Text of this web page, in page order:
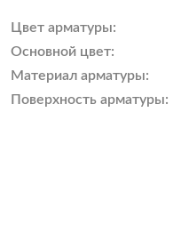
Цвет арматуры:
Основной цвет:
Материал арматуры:
Поверхность арматуры: